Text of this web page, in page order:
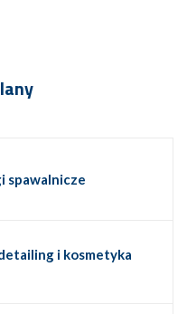
spawalnicze
i kosmetyka